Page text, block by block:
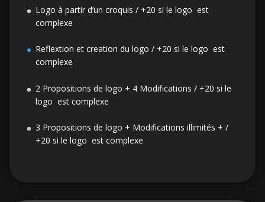
Logo à partir d’un croquis / +20 si le logo est
complexe
Reflextion et creation du logo / +20 si le logo est
complexe
2 Propositions de logo + 4 Modifications / +20 si le
logo est complexe
3 Propositions de logo + Modifications illimités + /
+20 si le logo est complexe